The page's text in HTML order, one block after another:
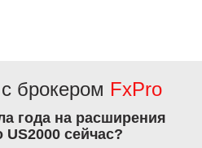
брокером FxPro
года на расширения
сейчас?